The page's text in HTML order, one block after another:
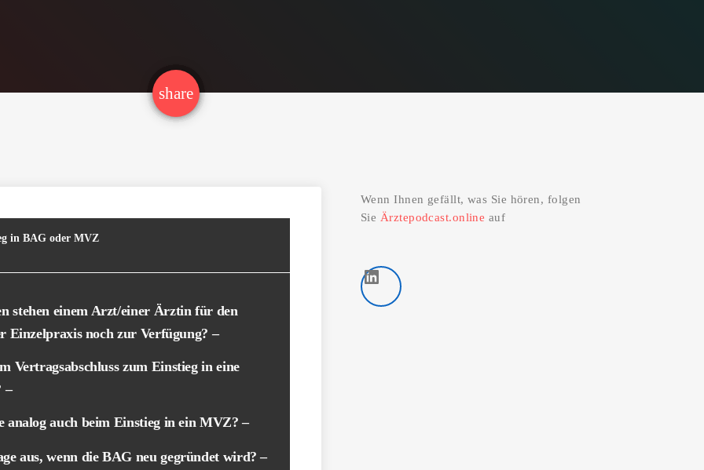
share
email
in BAG oder MVZ
stehen einem Arzt/einer Ärztin für den
Einzelpraxis noch zur Verfügung? –
Vertragsabschluss zum Einstieg in eine
–
analog auch beim Einstieg in ein MVZ? –
aus, wenn die BAG neu gegründet wird? –
Wenn Ihnen gefällt, was Sie hören, folgen
Sie Ärztepodcast.online auf
LinkedIn